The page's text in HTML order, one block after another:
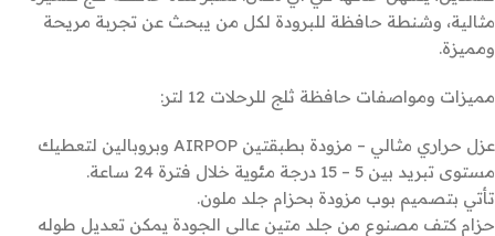
مثالية، وشنطة حافظة للبرودة لكل من يبحث عن تجربة مريحة
ومميزة.
مميزات ومواصفات حافظة ثلج للرحلات 12 لتر:
عزل حراري مثالي – مزودة بطبقتين AIRPOP وبروبالين لتعطيك
مستوى تبريد بين 5 – 15 درجة مئوية خلال فترة 24 ساعة.
تأتي بتصميم بوب مزودة بحزام جلد ملون.
حزام كتف مصنوع من جلد متين عالي الجودة يمكن تعديل طوله